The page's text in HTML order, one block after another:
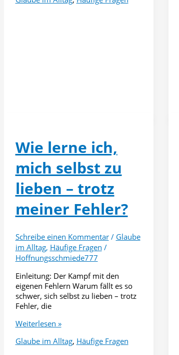
Wie lerne ich,
mich selbst zu
lieben – trotz
meiner Fehler?
Schreibe einen Kommentar / Glaube
im Alltag, Häufige Fragen /
Hoffnungsschmiede777
Einleitung: Der Kampf mit den
eigenen Fehlern Warum fällt es so
schwer, sich selbst zu lieben – trotz
Fehler, die
Wie
ich,
Weiterlesen »
Glaube im Alltag, Häufige Fragen